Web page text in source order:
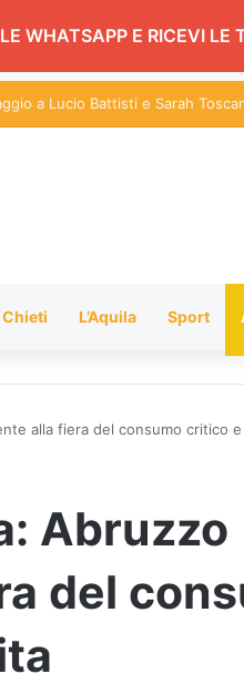
WHATSAPP E RICEVI LE
sul Pil: in Abruzzo nel 2026
Chieti L’Aquila Sport
alla fiera del consumo critico
Abruzzo
del